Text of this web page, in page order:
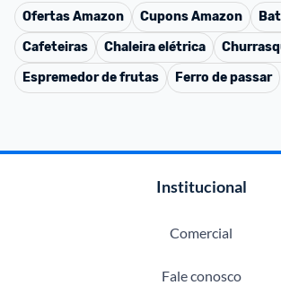
OfertasAmazon CuponsAmazon
Cafeteiras
Chaleira elétrica
Espremedor de frutas
Ferro de passar
Institucional
Comercial
Fale conosco